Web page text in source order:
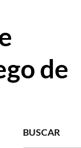
de
BUSCAR